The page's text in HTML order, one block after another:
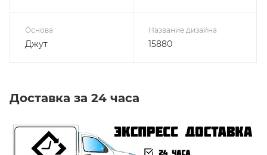
Основа
Джут
Название дизайна
15880
Доставка за 24 часа